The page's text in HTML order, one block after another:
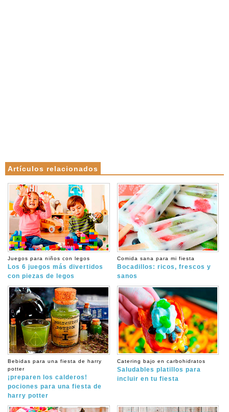
Artículos relacionados
Juegos para niños con legos
Los 6 juegos más divertidos
con piezas de legos
Comida sana para mi fiesta
Bocadillos: ricos, frescos y
sanos
Bebidas para una fiesta de harry
potter
¡preparen los calderos!
pociones para una fiesta de
harry potter
Catering bajo en carbohidratos
Saludables platillos para
incluir en tu fiesta